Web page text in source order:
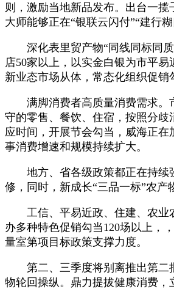
则，激励当地新品发布。出台一
大师能够正在“银联云闪付”“建行
深化表里贸产物“同线同标同质”
店50家以上，以实金白银为市平
新业态市场从体，常态化组织促销
满脚消费者高质量消费需求。市
守的零售、餐饮、住宿，按照分
应时间，开展节会勾当，威海正
事消费增速和规模持续扩大。
地方、省各级政策都正在持续强
修，同时，新成长“三品一标”农产
工信、平易近政、住建、农业农
办多种特色促销勾当120场以上，
量室第项目标政策支撑力度。
第二、三季度将别离推出第二批
物轮回操纵。鼎力提拔健康消费